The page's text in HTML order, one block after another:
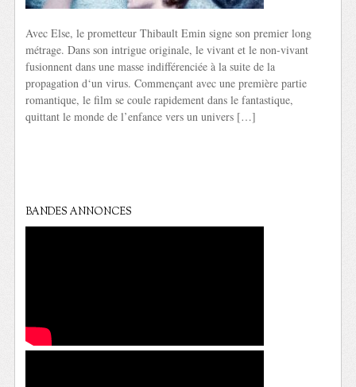
Avec Else, le prometteur Thibault Emin signe son premier long
métrage. Dans son intrigue originale, le vivant et le non-vivant
fusionnent dans une masse indifférenciée à la suite de la
propagation d‘un virus. Commençant avec une première partie
romantique, le film se coule rapidement dans le fantastique,
quittant le monde de l’enfance vers un univers […]
BANDES ANNONCES